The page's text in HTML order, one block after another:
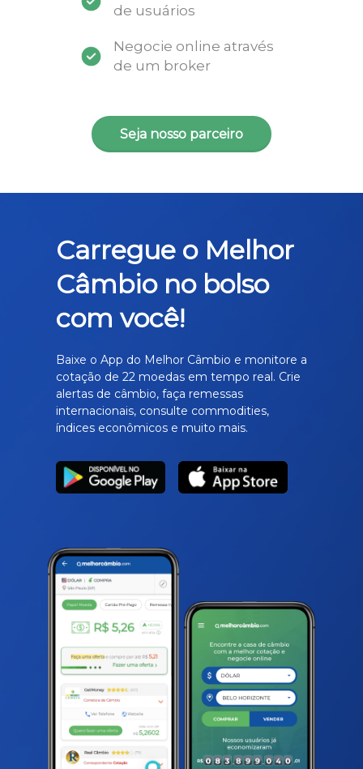
de usuários
Negocie online através
de um broker
Seja nosso parceiro
Carregue o Melhor
Câmbio no bolso
com você!
Baixe o App do Melhor Câmbio e monitore a
cotação de 22 moedas em tempo real. Crie
alertas de câmbio, faça remessas
internacionais, consulte commodities,
índices econômicos e muito mais.